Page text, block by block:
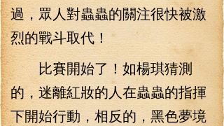
過，眾人對蟲蟲的關注很快被激
烈的戰斗取代！
比賽開始了！如楊琪猜測
的，迷離紅妝的人在蟲蟲的指揮
下開始行動，相反的，黑色夢境